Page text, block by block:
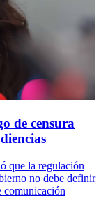
de censura
que la regulación
no debe definir
comunicación